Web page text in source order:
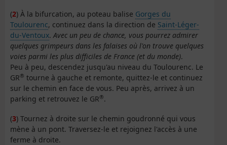
(2) À la bifurcation, au poteau balise Gorges du
Toulourenc, continuez dans la direction de Saint-Léger-
du-Ventoux.Avec un peu de chance, vous pourrez admirer
quelques grimpeurs dans les falaises où l'on trouve quelques
voies parmi les plus difficiles de France (et du monde).
Peu à peu, descendez jusqu'au niveau du Toulourenc. Le
GR® tourne à gauche et remonte, quittez-le et continuez
sur le chemin en face de vous. Peu après, arrivez à un
parking et retrouvez le GR®.
(3) Tournez à droite sur le chemin goudronné qui vous
mène à un pont. Traversez-le et rejoignez l'accès à une
ferme à droite.